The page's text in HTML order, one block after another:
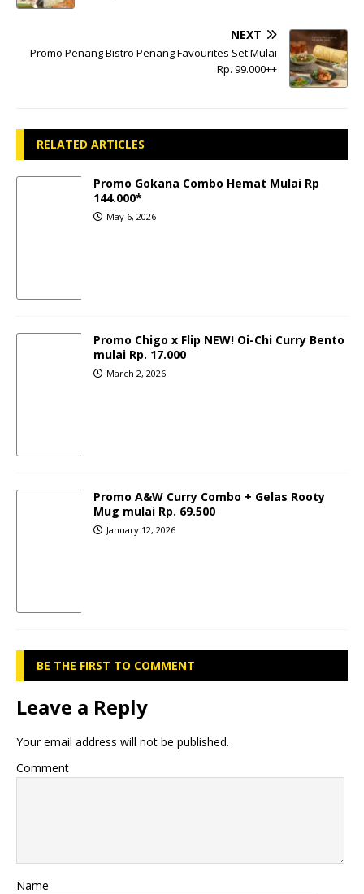
NEXT
Promo Penang Bistro Penang Favourites Set Mulai
Rp. 99.000++
RELATED ARTICLES
Promo Gokana Combo Hemat Mulai Rp
144.000*
May 6, 2026
Promo Chigo x Flip NEW! Oi-Chi Curry Bento
mulai Rp. 17.000
March 2, 2026
Promo A&W Curry Combo + Gelas Rooty
Mug mulai Rp. 69.500
January 12, 2026
BE THE FIRST TO COMMENT
Leave a Reply
Your email address will not be published.
Comment
Name